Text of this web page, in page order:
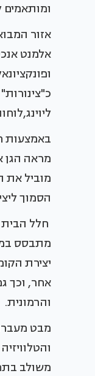
אזור
אלמנט
באמצעות
מראה הגן
מוביל את
הסמוך
חלל הבית
מתבסס
יצירת
אחר, וכך
והרמונית.
מבט
משולב